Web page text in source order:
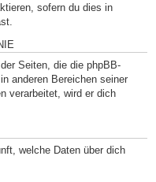
sofern du dies in
Seiten, die die phpBB-
anderen Bereichen seiner
verarbeitet, wird er dich
welche Daten über dich